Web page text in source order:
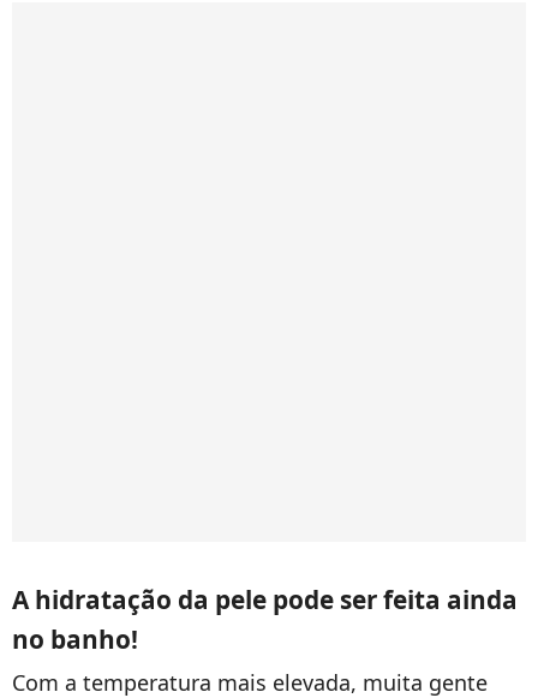
A hidratação da pele pode ser feita ainda
no banho!
Com a temperatura mais elevada, muita gente